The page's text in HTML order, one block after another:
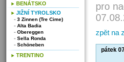
pro
zpět na
pátek
BENÁTSKO
JIŽNÍ TYROLSKO
3 Zinnen (Tre Cime)
Alta Badia
Obereggen
Sella Ronda
Schöneben
TRENTINO